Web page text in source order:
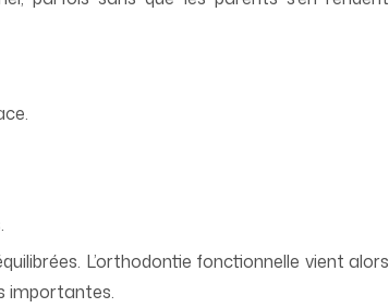
L’orthodontie fonctionnelle vient alors
importantes.